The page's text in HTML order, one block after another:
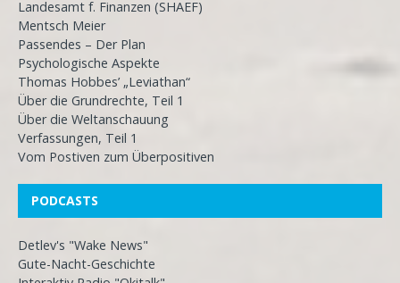
Landesamt f. Finanzen (SHAEF)
Mentsch Meier
Passendes – Der Plan
Psychologische Aspekte
Thomas Hobbes’ „Leviathan“
Über die Grundrechte, Teil 1
Über die Weltanschauung
Verfassungen, Teil 1
Vom Postiven zum Überpositiven
PODCASTS
Detlev's "Wake News"
Gute-Nacht-Geschichte